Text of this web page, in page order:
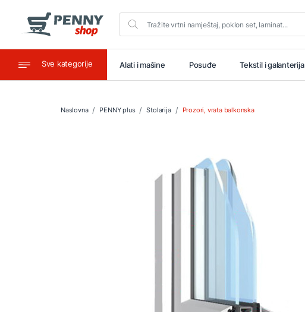
Sve kategorije
Ugostiteljstvo Alati i mašine Posuđe Tekstil i galanterija
Naslovna PENNY plus Stolarija Prozori, vrata balkonska